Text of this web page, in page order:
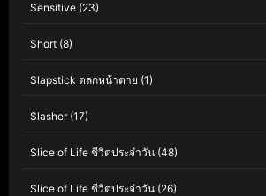
Sensitive (23)
Short (8)
Slapstick ตลกหน้าตาย (1)
Slasher(17)
Slice of Life ชีวิตประจำวัน (48)
Slice of Life ชีวิตประจำวัน (26)